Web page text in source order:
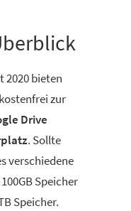
2020 bieten
zur
Drive
. Sollte
verschiedene
Speicher
Speicher.